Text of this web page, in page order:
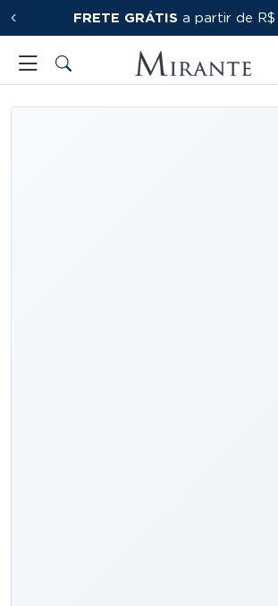
PRIMEIRACOMPRA
FRETE GRÁTIS a partir de